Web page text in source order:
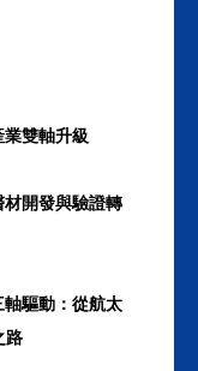
雙軸升級
開發與驗證轉
軸驅動：從航太
路